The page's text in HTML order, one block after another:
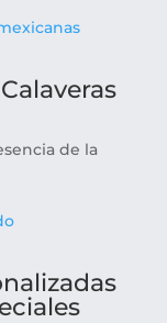
de la